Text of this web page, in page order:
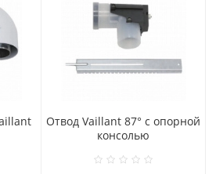
Отвод Vaillant 87° с опорной
консолью